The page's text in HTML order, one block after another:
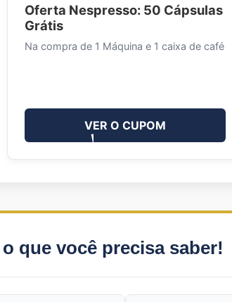
Oferta Nespresso: 50 Cápsulas
Grátis
Na compra de 1 Máquina e 1 caixa de café
VER O CUPOM
que você precisa saber!